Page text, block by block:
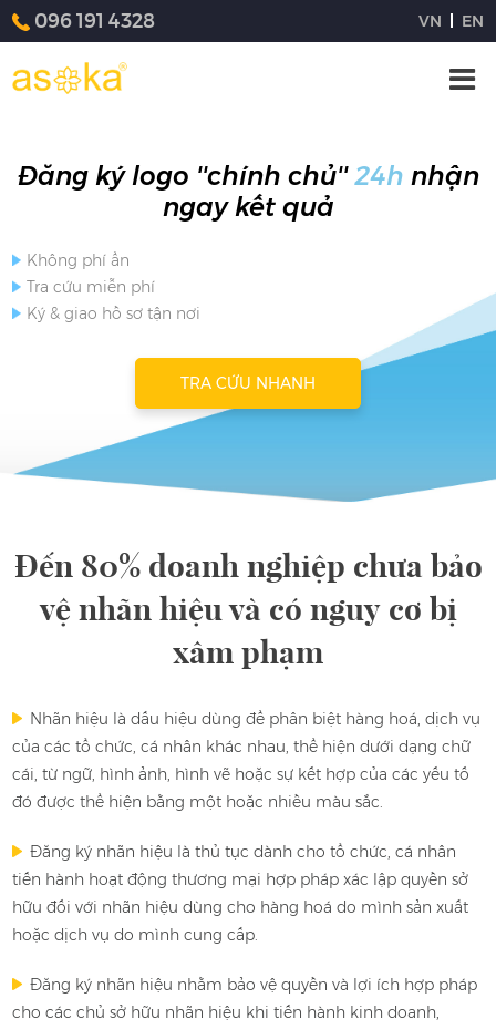
096 191 4328 VN EN
Đăng ký logo ''chính chủ''24h nhận
ngay kết quả
Không phí ẩn
Tra cứu miễn phí
Ký & giao hồ sơ tận nơi
TRA CỨU NHANH
Đến 80% doanh nghiệp chưa bảo
vệ nhãn hiệuvà có nguy cơ bị
xâm phạm
Nhãn hiệu là dấu hiệu dùng để phân biệt hàng hoá, dịch vụ
của các tổ chức, cá nhân khác nhau, thể hiện dưới dạng chữ
cái, từ ngữ, hình ảnh, hình vẽ hoặc sự kết hợp của các yếu tố
đó được thể hiện bằng một hoặc nhiều màu sắc.
Đăng ký nhãn hiệu là thủ tục dành cho tổ chức, cá nhân
tiến hành hoạt động thương mại hợp pháp xác lập quyền sở
hữu đối với nhãn hiệu dùng cho hàng hoá do mình sản xuất
hoặc dịch vụ do mình cung cấp.
Đăng ký nhãn hiệu nhằm bảo vệ quyền và lợi ích hợp pháp
cho các chủ sở hữu nhãn hiệu khi tiến hành kinh doanh,